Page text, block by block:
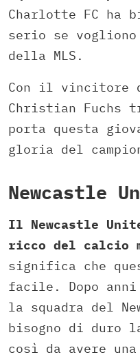
Charlotte FC ha
serio se vogliono
della MLS.
Con il vincitore
Christian Fuchs
porta questa
gloria del
Newcastle
Il Newcastle
ricco del calcio
significa che
facile. Dopo
la squadra del
bisogno di duro
così da avere